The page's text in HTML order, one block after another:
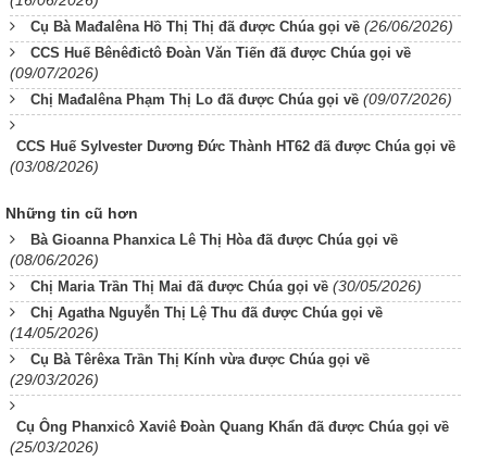
Cụ Bà Mađalêna Hồ Thị Thị đã được Chúa gọi về (26/06/2026)
CCS Huế Bênêđictô Đoàn Văn Tiến đã được Chúa gọi về
(09/07/2026)
Chị Mađalêna Phạm Thị Lo đã được Chúa gọi về (09/07/2026)
CCS Huế Sylvester Dương Đức Thành HT62 đã được Chúa gọi về
(03/08/2026)
Những tin cũ hơn
Bà Gioanna Phanxica Lê Thị Hòa đã được Chúa gọi về
(08/06/2026)
Chị Maria Trần Thị Mai đã được Chúa gọi về (30/05/2026)
Chị Agatha Nguyễn Thị Lệ Thu đã được Chúa gọi về
(14/05/2026)
Cụ Bà Têrêxa Trần Thị Kính vừa được Chúa gọi về
(29/03/2026)
Cụ Ông Phanxicô Xaviê Đoàn Quang Khẩn đã được Chúa gọi về
(25/03/2026)